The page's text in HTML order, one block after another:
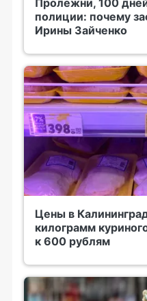
Пролежни, 100
полиции: почему
Ирины Зайченко
Цены в
килограмм
к 600 рублям